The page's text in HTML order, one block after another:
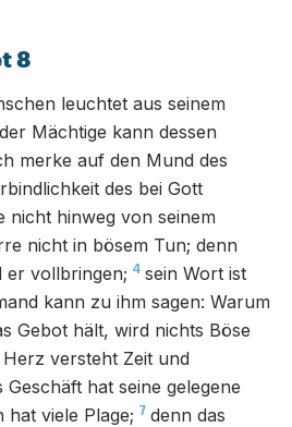
8
leuchtet aus seinem
Mächtige kann dessen
merke auf den Mund des
des bei Gott
nicht hinweg von seinem
nicht in bösem Tun; denn
er vollbringen; 4 sein Wort ist
kann zu ihm sagen: Warum
Gebot hält, wird nichts Böse
versteht Zeit und
Geschäft hat seine gelegene
hat viele Plage; 7 denn das